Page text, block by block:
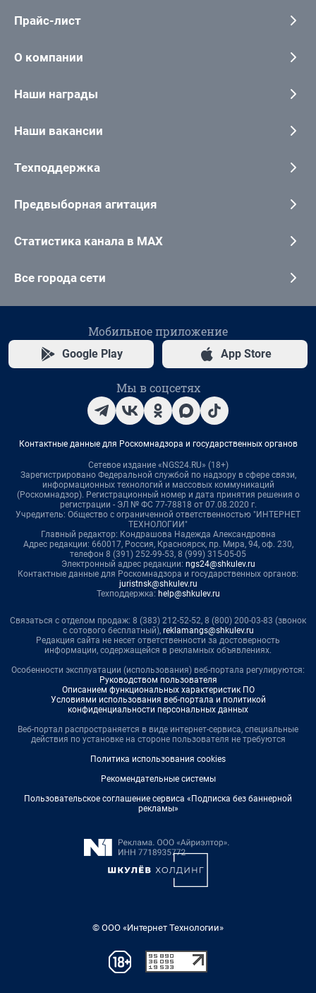
Прайс-лист
О компании
Наши награды
Наши вакансии
Техподдержка
Предвыборная агитация
Статистика канала в MAX
Все города сети
Мобильное приложение
Google Play App Store
Мы в соцсетях
Контактные данные для Роскомнадзора и государственных органов
Сетевое издание «NGS24.RU» (18+)
Зарегистрировано Федеральной службой по надзору в сфере связи,
информационных технологий и массовых коммуникаций
(Роскомнадзор). Регистрационный номер и дата принятия решения о
регистрации - ЭЛ № ФС 77-78818 от 07.08.2020 г.
Учредитель: Общество с ограниченной ответственностью "ИНТЕРНЕТ
ТЕХНОЛОГИИ"
Главный редактор: Кондрашова Надежда Александровна
Адрес редакции: 660017, Россия, Красноярск, пр. Мира, 94, оф. 230,
телефон 8 (391) 252-99-53, 8 (999) 315-05-05
Электронный адрес редакции: ngs24@shkulev.ru
Контактные данные для Роскомнадзора и государственных органов:
juristnsk@shkulev.ru
Техподдержка: help@shkulev.ru
Связаться с отделом продаж: 8 (383) 212-52-52, 8 (800) 200-03-83 (звонок
с сотового бесплатный), reklamangs@shkulev.ru
Редакция сайта не несет ответственности за достоверность
информации, содержащейся в рекламных объявлениях.
Особенности эксплуатации (использования) веб-портала регулируются:
Руководством пользователя
Описанием функциональных характеристик ПО
Условиями использования веб-портала и политикой
конфиденциальности персональных данных
Веб-портал распространяется в виде интернет-сервиса, специальные
действия по установке на стороне пользователя не требуются
Политика использования cookies
Рекомендательные системы
Пользовательское соглашение сервиса «Подписка без баннерной
рекламы»
© ООО «Интернет Технологии»